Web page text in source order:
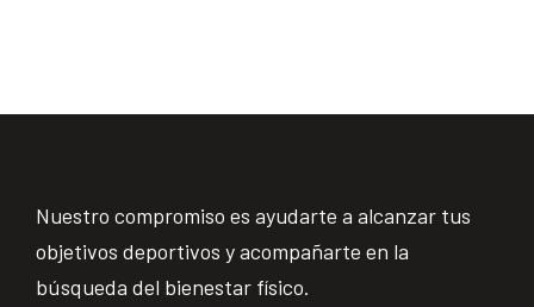
Nuestro compromiso es ayudarte a alcanzar tus
objetivos deportivos y acompañarte en la
búsqueda del bienestar físico.